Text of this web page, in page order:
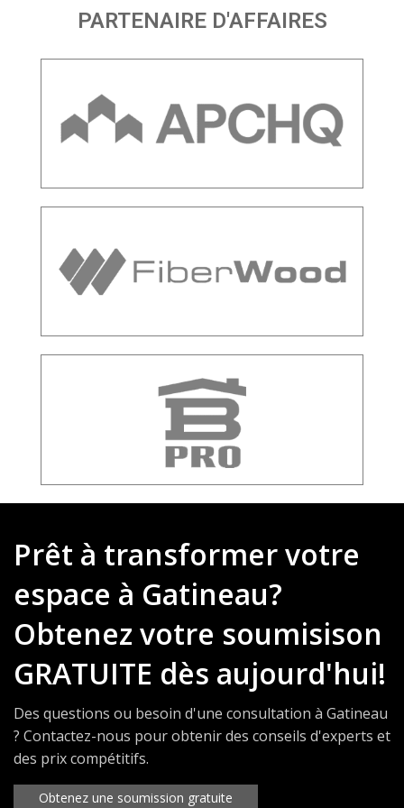
PARTENAIRE D'AFFAIRES
Prêt à transformer votre
espace à Gatineau?
Obtenez votre soumisison
GRATUITE dès aujourd'hui!
Des questions ou besoin d'une consultation à Gatineau
? Contactez-nous pour obtenir des conseils d'experts et
des prix compétitifs.
Obtenez une soumission gratuite